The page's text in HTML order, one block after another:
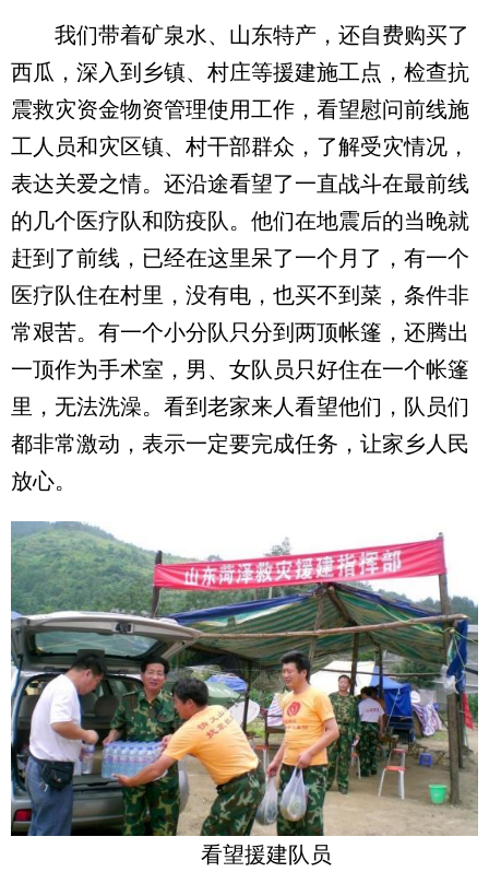
我们带着矿泉水、山东特产，还自费购买了
西瓜，深入到乡镇、村庄等援建施工点，检查抗
震救灾资金物资管理使用工作，看望慰问前线施
工人员和灾区镇、村干部群众，了解受灾情况，
表达关爱之情。还沿途看望了一直战斗在最前线
的几个医疗队和防疫队。他们在地震后的当晚就
赶到了前线，已经在这里呆了一个月了，有一个
医疗队住在村里，没有电，也买不到菜，条件非
常艰苦。有一个小分队只分到两顶帐篷，还腾出
一顶作为手术室，男、女队员只好住在一个帐篷
里，无法洗澡。看到老家来人看望他们，队员们
都非常激动，表示一定要完成任务，让家乡人民
放心。
看望援建队员